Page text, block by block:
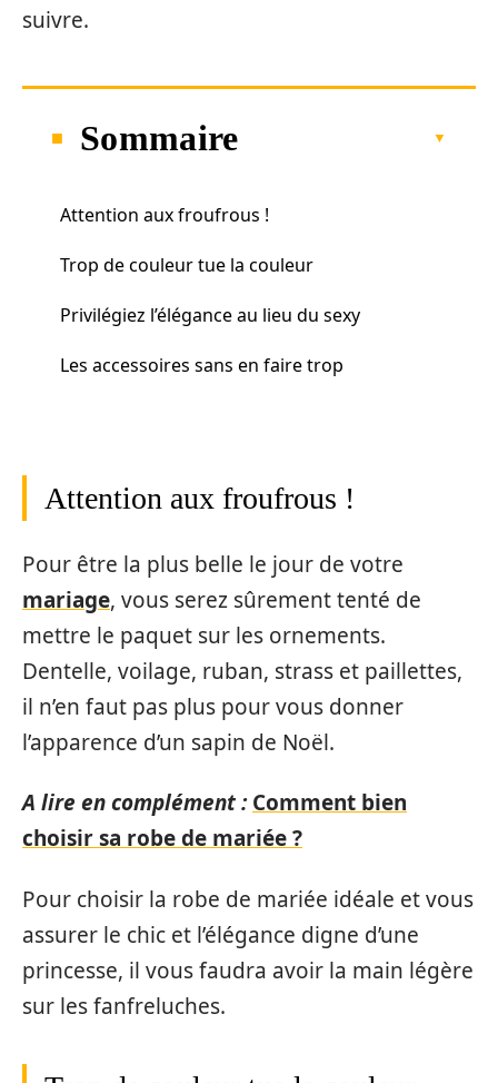
suivre.
Sommaire
Attention aux froufrous !
Trop de couleur tue la couleur
Privilégiez l’élégance au lieu du sexy
Les accessoires sans en faire trop
Attention aux froufrous !
Pour être la plus belle le jour de votre
mariage, vous serez sûrement tenté de
mettre le paquet sur les ornements.
Dentelle, voilage, ruban, strass et paillettes,
il n’en faut pas plus pour vous donner
l’apparence d’un sapin de Noël.
A lire en complément : Comment bien
choisir sa robe de mariée ?
Pour choisir la robe de mariée idéale et vous
assurer le chic et l’élégance digne d’une
princesse, il vous faudra avoir la main légère
sur les fanfreluches.